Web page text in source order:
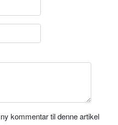
kommentar til denne artikel